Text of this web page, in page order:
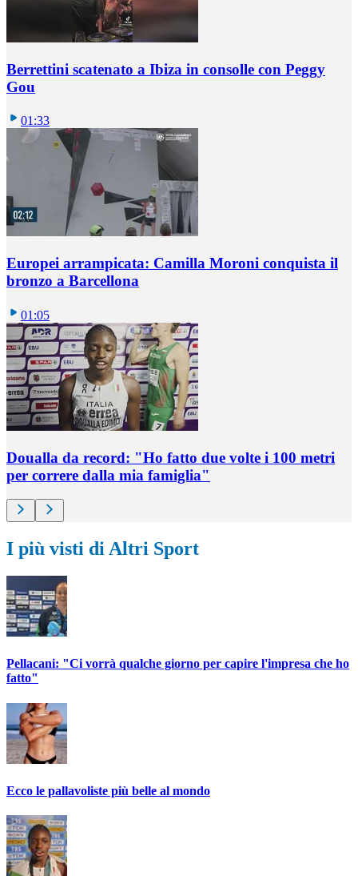
Berrettini scatenato a Ibiza in consolle con Peggy
Gou
01:33
Europei arrampicata: Camilla Moroni conquista il
bronzo a Barcellona
01:05
Doualla da record: "Ho fatto due volte i 100 metri
per correre dalla mia famiglia"
I più visti di Altri Sport
Pellacani: "Ci vorrà qualche giorno per capire l'impresa che ho
fatto"
Ecco le pallavoliste più belle al mondo